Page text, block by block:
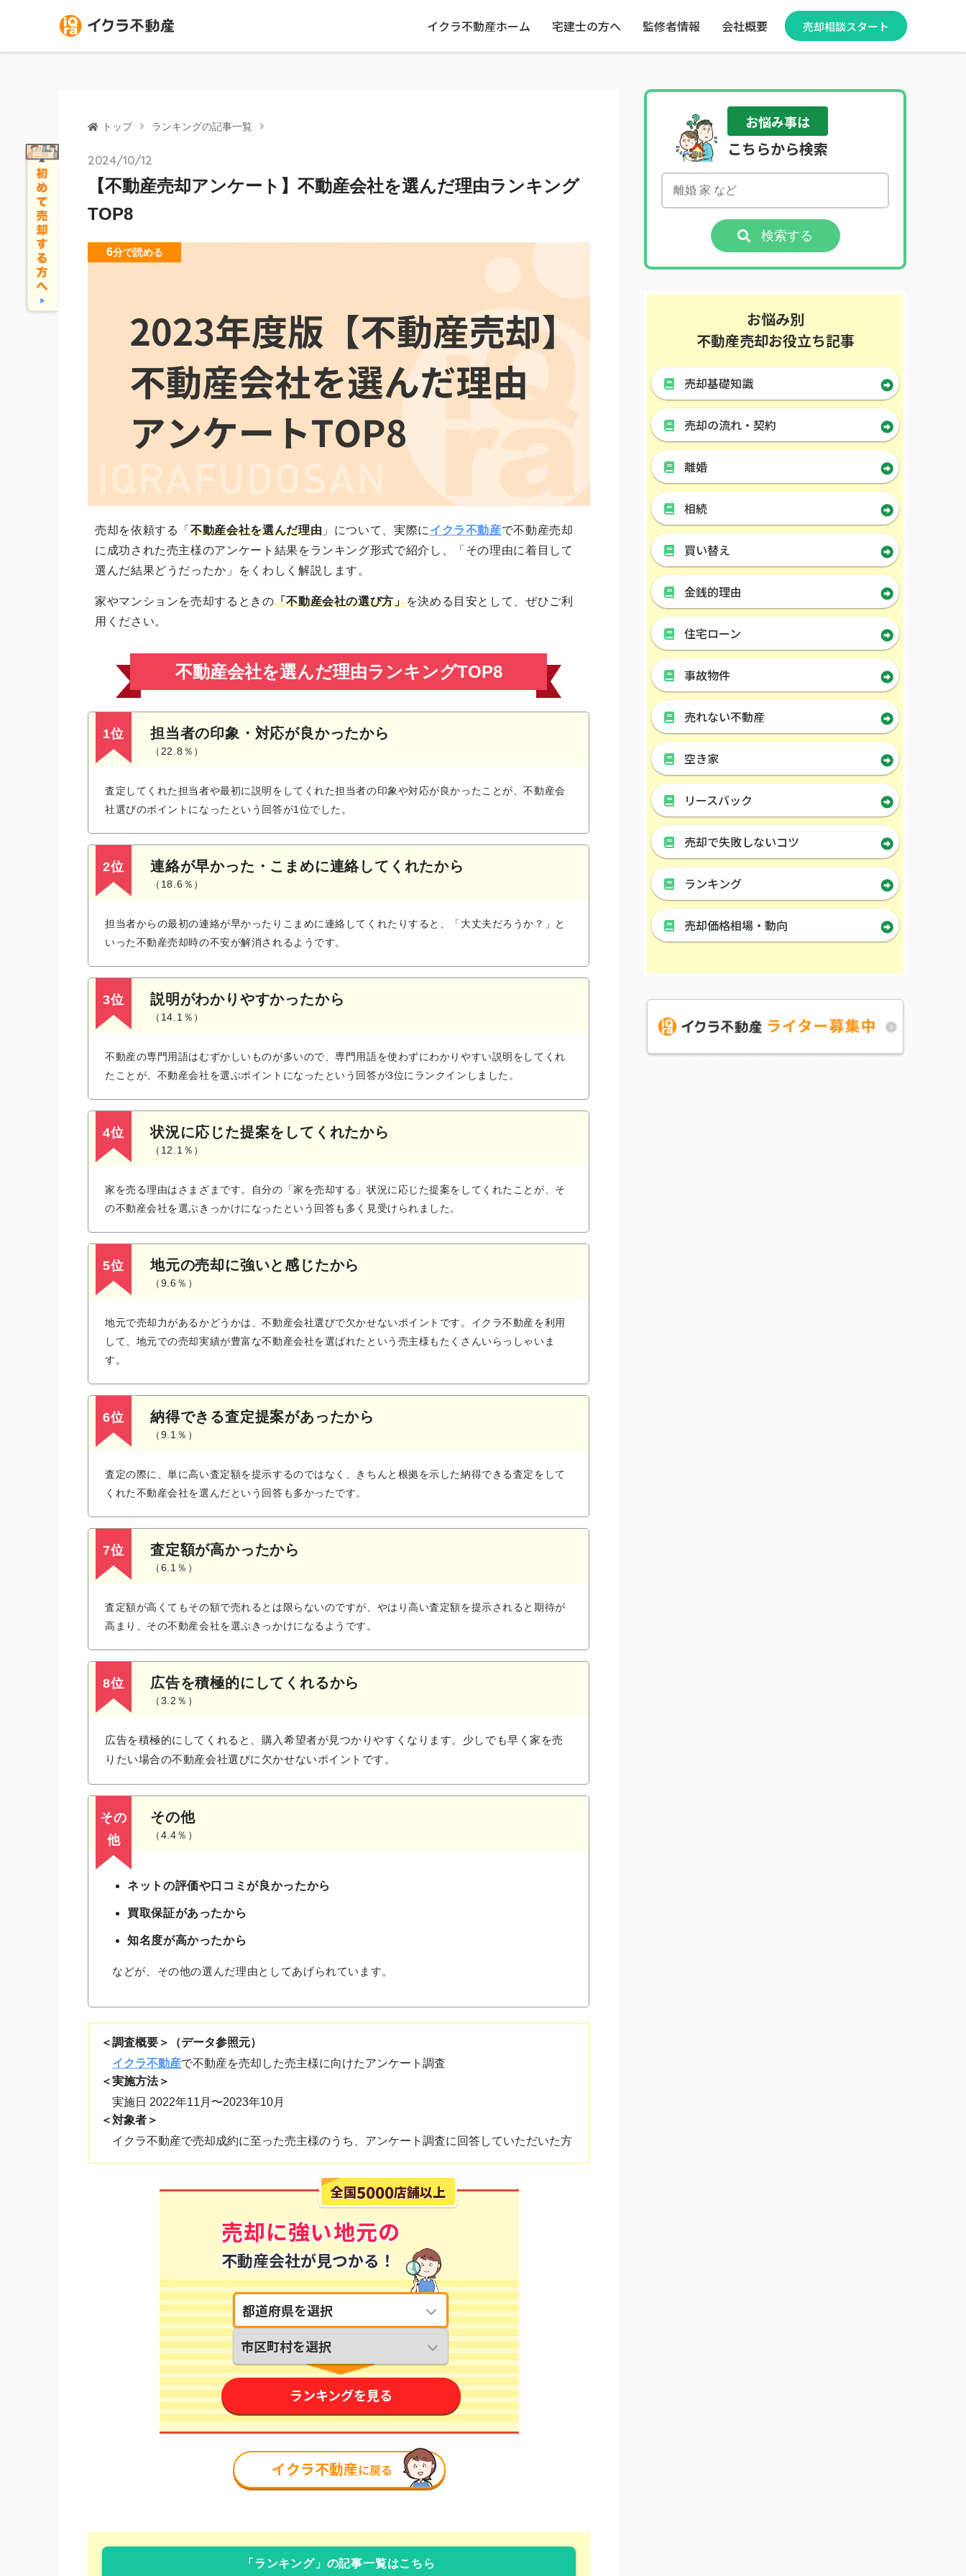
イクラ不動産ホーム 宅建士の方へ 監修者情報 会社概要 売却相談スタート
トップ ランキングの記事一覧
2024/10/12
【不動産売却アンケート】不動産会社を選んだ理由ランキング
TOP8
6分で読める
売却を依頼する「不動産会社を選んだ理由 」について、実際に イクラ不動産で不動産売却
に成功された売主様のアンケート結果をランキング形式で紹介し、「その理由に着目して
選んだ結果どうだったか」をくわしく解説します。
家やマンションを売却するときの「不動産会社の選び方」を決める目安として、ぜひご利
用ください。
不動産会社を選んだ理由ランキングTOP8
1位 担当者の印象・対応が良かったから
（22.8％）
査定してくれた担当者や最初に説明をしてくれた担当者の印象や対応が良かったことが、不動産会
社選びのポイントになったという回答が1位でした。
2位 連絡が早かった・こまめに連絡してくれたから
（18.6％）
担当者からの最初の連絡が早かったりこまめに連絡してくれたりすると、「大丈夫だろうか？」と
いった不動産売却時の不安が解消されるようです。
3位 説明がわかりやすかったから
（14.1％）
不動産の専門用語はむずかしいものが多いので、専門用語を使わずにわかりやすい説明をしてくれ
たことが、不動産会社を選ぶポイントになったという回答が3位にランクインしました。
4位 状況に応じた提案をしてくれたから
（12.1％）
家を売る理由はさまざまです。自分の「家を売却する」状況に応じた提案をしてくれたことが、そ
の不動産会社を選ぶきっかけになったという回答も多く見受けられました。
5位 地元の売却に強いと感じたから
（9.6％）
地元で売却力があるかどうかは、不動産会社選びで欠かせないポイントです。イクラ不動産を利用
して、地元での売却実績が豊富な不動産会社を選ばれたという売主様もたくさんいらっしゃいま
す。
6位 納得できる査定提案があったから
（9.1％）
査定の際に、単に高い査定額を提示するのではなく、きちんと根拠を示した納得できる査定をして
くれた不動産会社を選んだという回答も多かったです。
7位 査定額が高かったから
（6.1％）
査定額が高くてもその額で売れるとは限らないのですが、やはり高い査定額を提示されると期待が
高まり、その不動産会社を選ぶきっかけになるようです。
8位 広告を積極的にしてくれるから
（3.2％）
広告を積極的にしてくれると、購入希望者が見つかりやすくなります。少しでも早く家を売
りたい場合の不動産会社選びに欠かせないポイントです。
その
他
その他
（4.4％）
ネットの評価や口コミが良かったから
買取保証があったから
知名度が高かったから
などが、その他の選んだ理由としてあげられています。
＜調査概要＞（データ参照元）
イクラ不動産で不動産を売却した売主様に向けたアンケート調査
＜実施方法＞
実施日 2022年11月〜2023年10月
＜対象者＞
イクラ不動産で売却成約に至った売主様のうち、アンケート調査に回答していただいた方
「ランキング」の記事一覧はこちら
お悩み事は
こちらから検索
検索する
お悩み別
不動産売却お役立ち記事
売却基礎知識
売却の流れ・契約
離婚
相続
買い替え
金銭的理由
住宅ローン
事故物件
売れない不動産
空き家
リースバック
売却で失敗しないコツ
ランキング
売却価格相場・動向